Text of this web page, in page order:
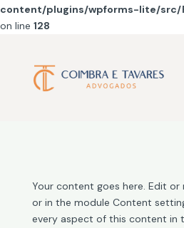
content/plugins/wpforms-lite/src/
on line 128
Your content goes here. Edit
or in the module Content
every aspect of this content in